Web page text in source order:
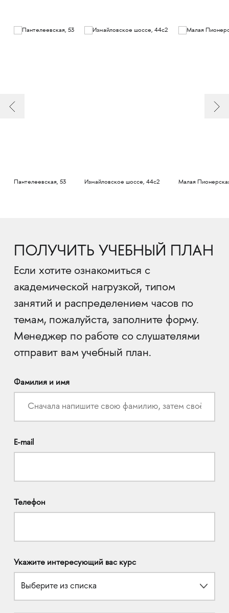
Пантелеевская, 53 Измайловское шоссе, 44с2 Малая
ПОЛУЧИТЬ УЧЕБНЫЙ ПЛАН
Если хотите ознакомиться с
академической нагрузкой, типом
занятий и распределением часов по
темам, пожалуйста, заполните форму.
Менеджер по работе со слушателями
отправит вам учебный план.
Фамилия и имя
E-mail
Телефон
Укажите интересующий вас курс
Выберите из списка